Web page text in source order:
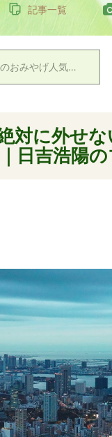
記事一覧
ランキングTOP10【2025年最新版】｜日吉浩陽のブログ
対に外せ
日吉浩陽